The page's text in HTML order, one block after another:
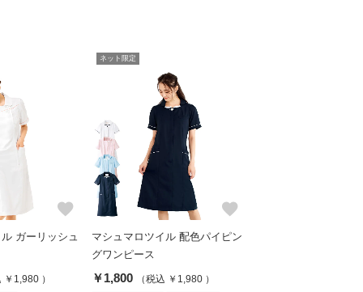
favorite
ガーリッシュ
1,980 ）
ネット限定
favorite
マシュマロツイル 配色パイピン
グワンピース
￥1,800 （税込 ￥1,980 ）